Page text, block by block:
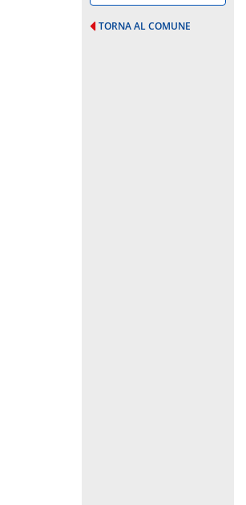
TORNA AL COMUNE